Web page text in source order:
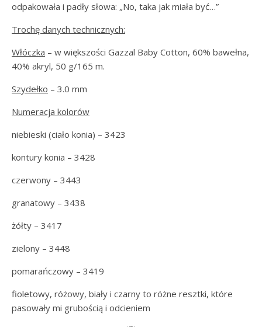
odpakowała i padły słowa: „No, taka jak miała być…”
Trochę danych technicznych:
Włóczka – w większości Gazzal Baby Cotton, 60% bawełna,
40% akryl, 50 g/165 m.
Szydełko – 3.0 mm
Numeracja kolorów
niebieski (ciało konia) – 3423
kontury konia – 3428
czerwony – 3443
granatowy – 3438
żółty – 3417
zielony – 3448
pomarańczowy – 3419
fioletowy, różowy, biały i czarny to różne resztki, które
pasowały mi grubością i odcieniem